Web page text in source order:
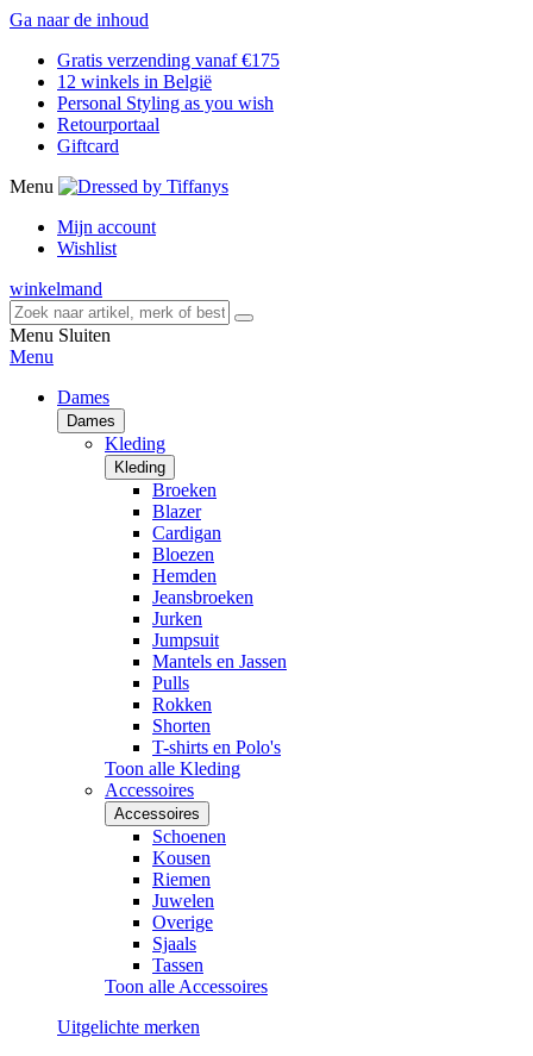
Ga naar de inhoud
Gratis verzending vanaf €175
12 winkels in België
Personal Styling as you wish
Retourportaal
Giftcard
Menu
Mijn account
Wishlist
winkelmand
Menu Sluiten
Menu
Dames
Dames
Kleding
Kleding
Broeken
Blazer
Cardigan
Bloezen
Hemden
Jeansbroeken
Jurken
Jumpsuit
Mantels en Jassen
Pulls
Rokken
Shorten
T-shirts en Polo's
Toon alle Kleding
Accessoires
Accessoires
Schoenen
Kousen
Riemen
Juwelen
Overige
Sjaals
Tassen
Toon alle Accessoires
Uitgelichte merken